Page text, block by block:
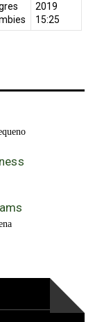
2019
15:25